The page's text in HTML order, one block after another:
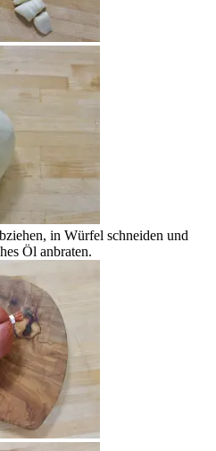
in Würfel schneiden und
Öl anbraten.